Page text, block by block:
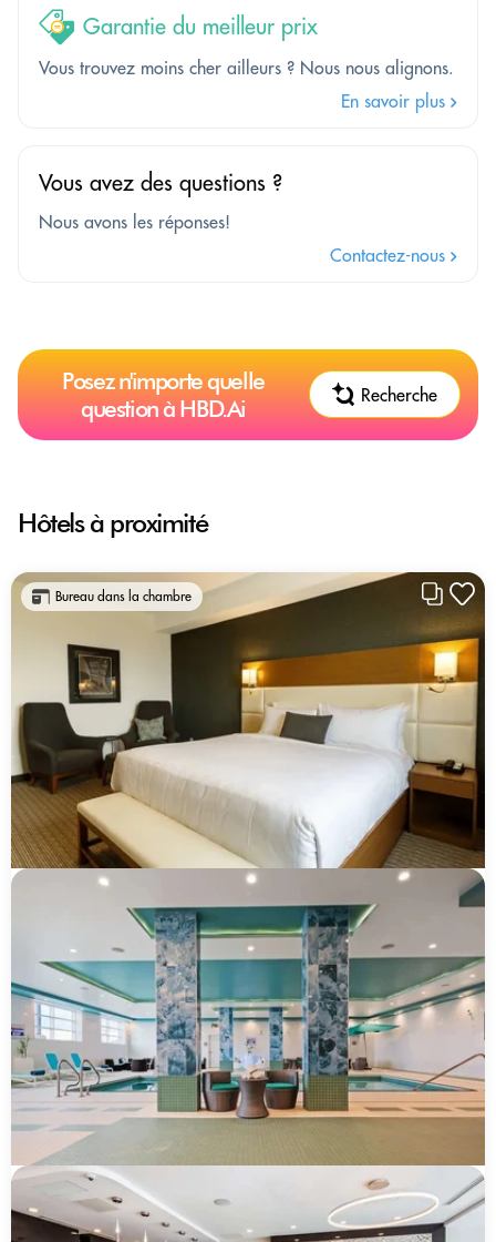
Garantie du meilleur prix
Vous trouvez moins cher ailleurs ? Nous nous alignons.
En savoir plus
Vous avez des questions ?
Nous avons les réponses!
Contactez-nous
Posez n'importe quelle
question à HBD.Ai
Recherche
Hôtels à proximité
Bureau dans la chambre